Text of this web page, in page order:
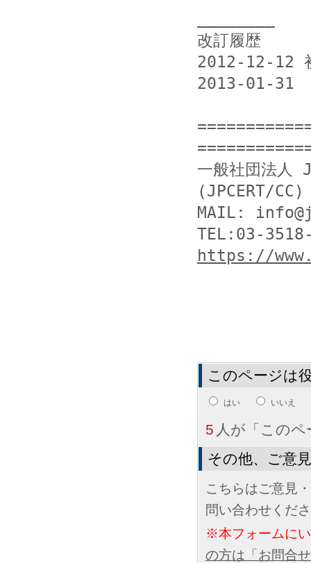
改訂履歴
2012-12-12
2013-01-31
一般社団法人
(JPCERT/CC)
MAIL:
https://
このページは
はい いいえ
5 人が「この
その他、ご意
こちらはご意見
問い合わせくだ
※本フォームに
の方は「お問合